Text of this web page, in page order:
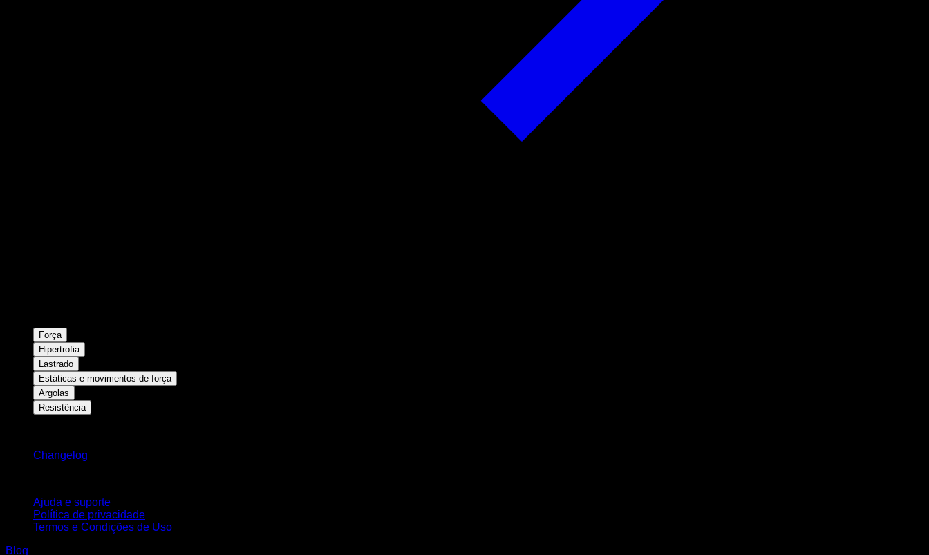
Força
Hipertrofia
Lastrado
Estáticas e movimentos de força
Argolas
Resistência
Changelog
Ajuda e suporte
Política de privacidade
Termos e Condições de Uso
Blog